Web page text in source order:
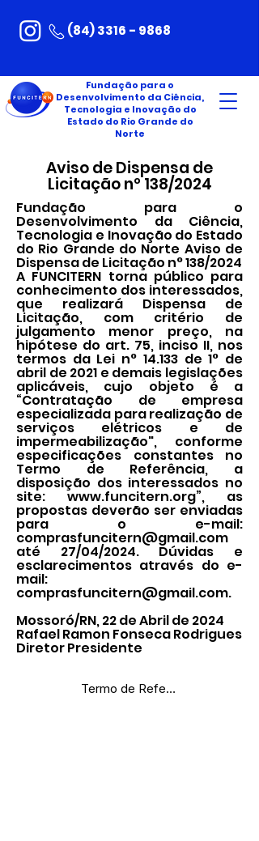
(84) 3316 - 9868
Fundação para o
Desenvolvimento da Ciência,
Tecnologia e Inovação do
Estado do Rio Grande do
Norte
Aviso de Dispensa de
Licitação nº 138/2024
Fundação para o
Desenvolvimento da Ciência,
Tecnologia e Inovação do Estado
do Rio Grande do Norte Aviso de
Dispensa de Licitação n° 138/2024
A FUNCITERN torna público para
conhecimento dos interessados,
que realizará Dispensa de
Licitação, com critério de
julgamento menor preço, na
hipótese do art. 75, inciso II, nos
termos da Lei n° 14.133 de 1° de
abril de 2021 e demais legislações
aplicáveis, cujo objeto é a
“Contratação de empresa
especializada para realização de
serviços elétricos e de
impermeabilização", conforme
especificações constantes no
Termo de Referência, a
disposição dos interessados no
site:www.funcitern.org”, as
propostas deverão ser enviadas
para o e-mail:
comprasfuncitern@gmail.com
até 27/04/2024. Dúvidas e
esclarecimentos através do e-
mail:
comprasfuncitern@gmail.com.
Mossoró/RN, 22 de Abril de 2024
Rafael Ramon Fonseca Rodrigues
Diretor Presidente
Termo de Referência